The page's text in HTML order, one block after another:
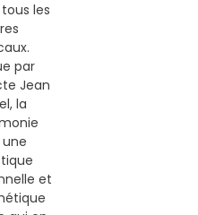
les
par
Jean
la
et